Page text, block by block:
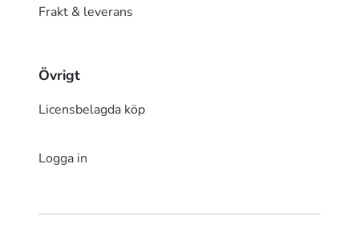
Frakt & leverans
Övrigt
Licensbelagda köp
Logga in